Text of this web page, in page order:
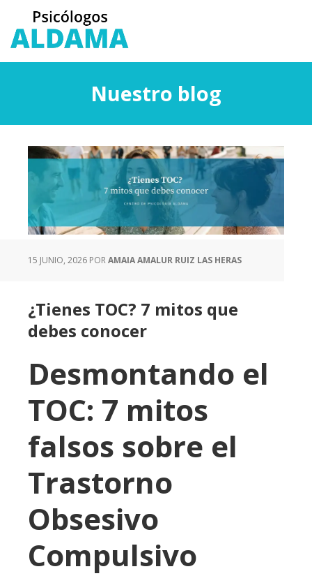
contenido
principal
barra
Nuestro blog
15 JUNIO, 2026 PORAMAIA AMALUR RUIZ LAS HERAS
¿Tienes TOC? 7 mitos que
debes conocer
Desmontando el
TOC: 7 mitos
falsos sobre el
Trastorno
Obsesivo
Compulsivo